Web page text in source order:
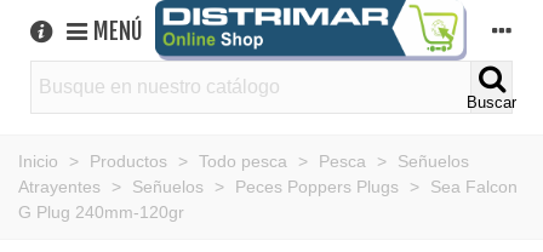
MENÚ
Buscar
Inicio > Productos > Todo pesca > Pesca >
Señuelos
Atrayentes
> Señuelos > Peces Poppers Plugs >
Sea Falcon
G Plug 240mm-120gr